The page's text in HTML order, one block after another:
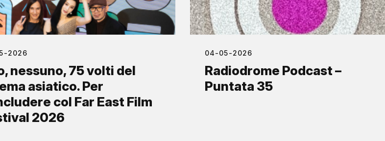
2026
nessuno, 75 volti del
asiatico. Per
col Far East Film
2026
04-05-2026
Radiodrome Podcast –
Puntata 35